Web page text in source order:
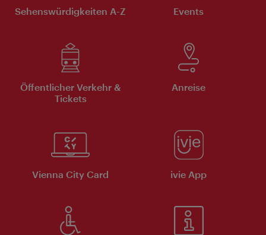
Sehenswürdigkeiten A-Z Events
Öffentlicher Verkehr &
Tickets
Anreise
Vienna City Card ivie App